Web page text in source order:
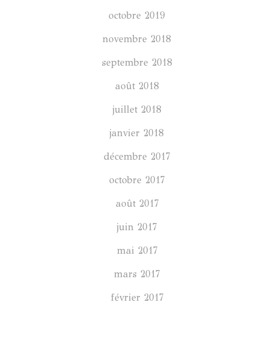
octobre 2019
novembre 2018
septembre 2018
août 2018
juillet 2018
janvier 2018
décembre 2017
octobre 2017
août 2017
juin 2017
mai 2017
mars 2017
février 2017